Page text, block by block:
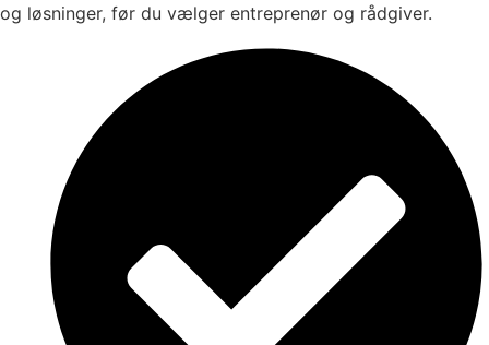
og løsninger, før du vælger entreprenør og rådgiver.